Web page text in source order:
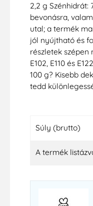
2,2 g Szénhidrát:
bevonásra,
utal; a termék
jól nyújtható és
részletek
E102, E110 és
100 g? Kisebb
tedd
Súly (brutto)
A termék